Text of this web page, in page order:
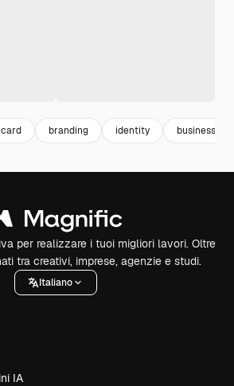
card branding identity business
per realizzare i tuoi migliori lavori. Oltre
tra creativi, imprese, agenzie e studi.
Italiano
IA